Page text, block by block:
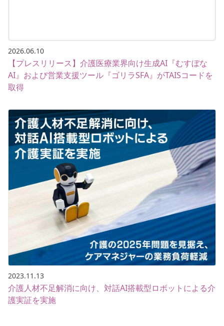
2026.06.10
【プレスリリース】介護医療業界向け生成AI『むすぼな
AI』および営業支援ツール『ゴリラSFA』がTAISコードを
取得
2023.11.13
介護人材不足解消に向け、対話AI搭載型ロボットによる介
護実証を実施